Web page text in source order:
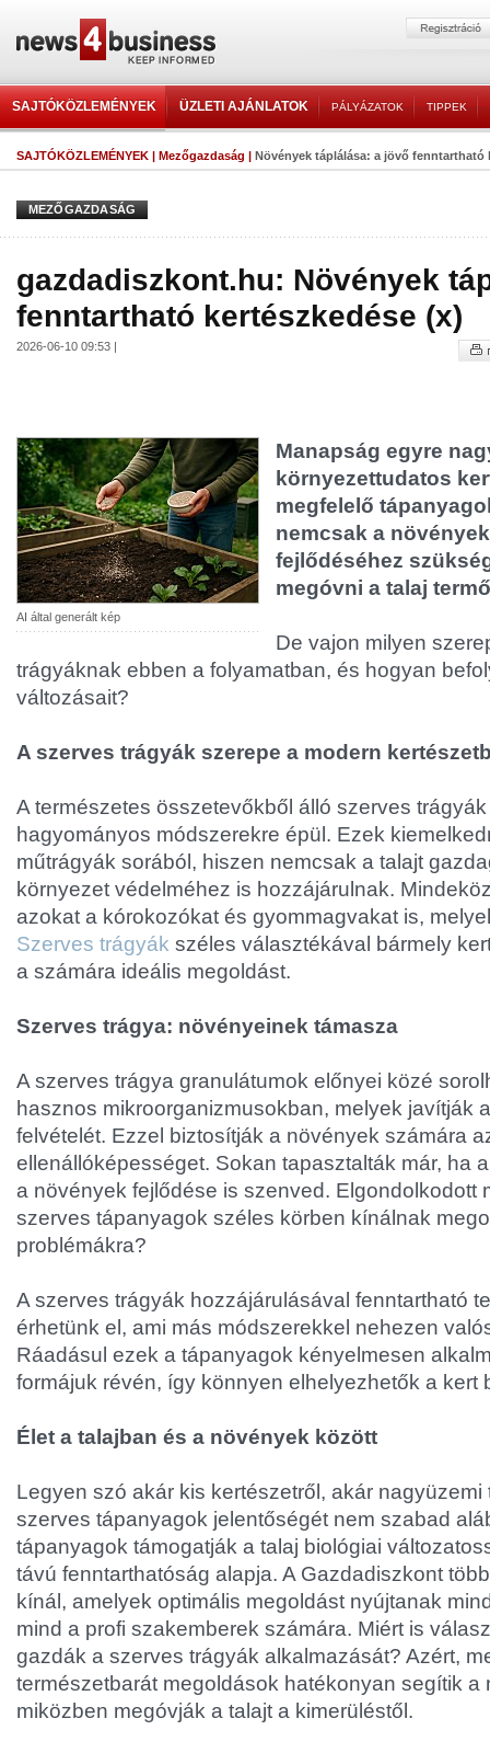
SAJTÓKÖZLEMÉNYEK ÜZLETI AJÁNLATOK PÁLYÁZATOK TIPPEK
SAJTÓKÖZLEMÉNYEK | Mezőgazdaság | Növények táplálása: a jövő fenntartható
MEZŐGAZDASÁG
gazdadiszkont.hu: Növények
fenntartható kertészkedése (x)
2026-06-10 09:53 |
AI által generált kép
Manapság egyre
környezettudatos
megfelelő
nemcsak a
fejlődéséhez
megóvni a talaj
De vajon milyen
trágyáknak ebben a folyamatban, és hogyan
változásait?
A szerves trágyák szerepe a modern
A természetes összetevőkből álló szerves
hagyományos módszerekre épül. Ezek
műtrágyák sorából, hiszen nemcsak a talajt
környezet védelméhez is hozzájárulnak.
azokat a kórokozókat és gyommagvakat is,
Szerves trágyák széles választékával bármely
a számára ideális megoldást.
Szerves trágya: növényeinek támasza
A szerves trágya granulátumok előnyei közé
hasznos mikroorganizmusokban, melyek javítják
felvételét. Ezzel biztosítják a növények számára
ellenállóképességet. Sokan tapasztalták már, ha
a növények fejlődése is szenved. Elgondolkodott
szerves tápanyagok széles körben kínálnak
problémákra?
A szerves trágyák hozzájárulásával fenntartható
érhetünk el, ami más módszerekkel nehezen
Ráadásul ezek a tápanyagok kényelmesen
formájuk révén, így könnyen elhelyezhetők a kert
Élet a talajban és a növények között
Legyen szó akár kis kertészetről, akár nagyüzemi
szerves tápanyagok jelentőségét nem szabad
tápanyagok támogatják a talaj biológiai
távú fenntarthatóság alapja. A Gazdadiszkont
kínál, amelyek optimális megoldást nyújtanak
mind a profi szakemberek számára. Miért is
gazdák a szerves trágyák alkalmazását? Azért,
természetbarát megoldások hatékonyan segítik a
miközben megóvják a talajt a kimerüléstől.